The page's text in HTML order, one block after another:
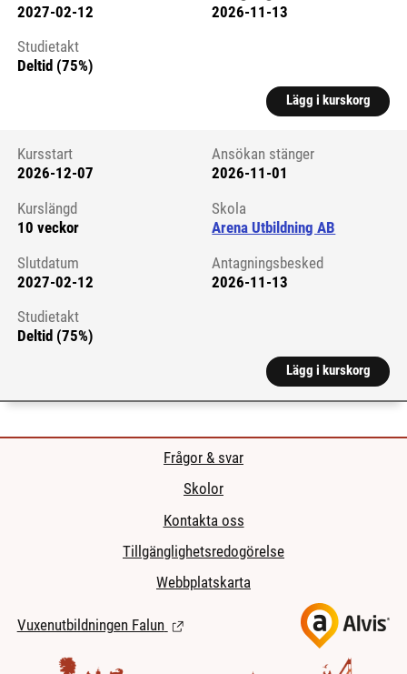
2027-02-12
2026-11-13
Studietakt
Deltid (75%)
Lägg i kurskorg
Kursstart 6266536
Kursstart
2026-12-07
Ansökan stänger
2026-11-01
Kurslängd
10 veckor
Skola
Arena Utbildning AB
Slutdatum
2027-02-12
Antagningsbesked
2026-11-13
Studietakt
Deltid (75%)
Lägg i kurskorg
Frågor & svar
Skolor
Kontakta oss
Tillgänglighetsredogörelse
Webbplatskarta
Vuxenutbildningen Falun (Länk till extern sida.)